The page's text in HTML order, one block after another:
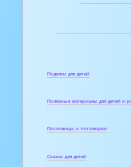
Поделки для детей
Полезные материалы для детей и
Пословицы и поговорки
Сказки для детей